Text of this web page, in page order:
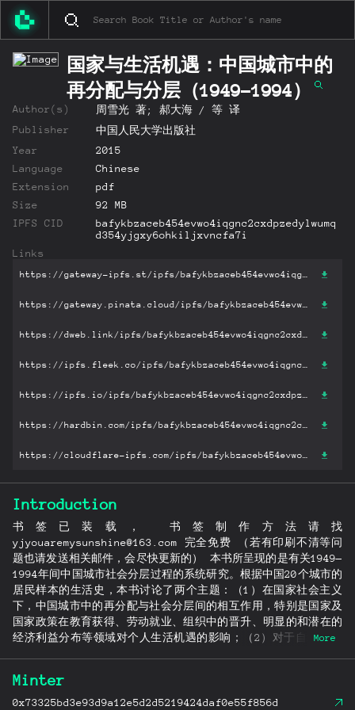
国家与生活机遇：中国城市中的
再分配与分层（1949-1994）
Author(s)
周雪光 著; 郝大海 / 等 译
Publisher
中国人民大学出版社
Year
2015
Language
Chinese
Extension
pdf
Size
92 MB
IPFS CID
bafykbzaceb454evwo4iqgnc2cxdpzedylwumq
d354yjgxy6ohkiljxvncfa7i
Links
Introduction
书签已装载， 书签制作方法请找
yjyouaremysunshine@163.com 完全免费 （若有印刷不清等问
题也请发送相关邮件，会尽快更新的） 本书所呈现的是有关1949—
1994年间中国城市社会分层过程的系统研究。根据中国20个城市的
居民样本的生活史，本书讨论了两个主题：（1）在国家社会主义
下，中国城市中的再分配与社会分层间的相互作用，特别是国家及
国家政策在教育获得、劳动就业、组织中的晋升、明显的和潜在的
经济利益分布等领域对个人生活机遇的影响；（2）对于自20世纪
历史背景的感受。迄今为止，这是关于中国社会分层最全面和最严
谨的研究。
More
Minter
0x73325bd3e93d9a12e5d2d5219424daf0e55f856d